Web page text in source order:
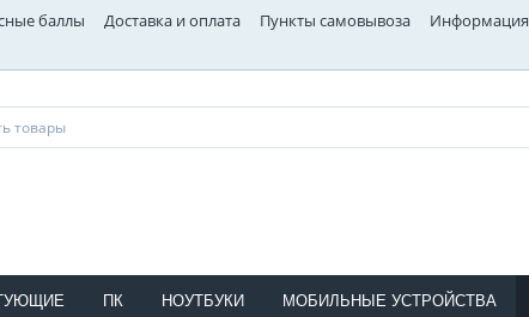
баллы Доставка и оплата Пункты самовывоза Информация
ПК НОУТБУКИ МОБИЛЬНЫЕ УСТРОЙСТВА